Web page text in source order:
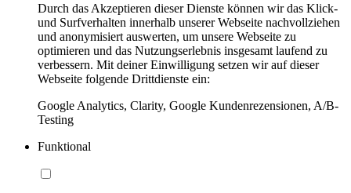
Durch das Akzeptieren dieser Dienste können wir das Klick-
und Surfverhalten innerhalb unserer Webseite nachvollziehen
und anonymisiert auswerten, um unsere Webseite zu
optimieren und das Nutzungserlebnis insgesamt laufend zu
verbessern. Mit deiner Einwilligung setzen wir auf dieser
Webseite folgende Drittdienste ein:
Google Analytics, Clarity, Google Kundenrezensionen, A/B-
Testing
Funktional